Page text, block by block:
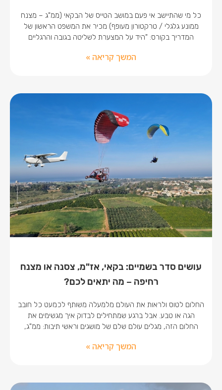
כל מי שהתיישב אי פעם במושב הטייס של הבקאי (ממ"ג – מצנח
ממונע גלגלי / טרקטורון מעופף) מכיר את המשפט הראשון של
המדריך בקורס: "היד על המצערת לשליטה בגובה והרגליים
המשך קריאה »
עושים סדר בשמיים: בקאי, אז"מ, צסנה או מצנח
רחיפה – מה יתאים לכם?
החלום לטוס ולראות את העולם מלמעלה משותף לכמעט כל חובב
הגה או טבע. אבל ברגע שמתחילים לבדוק איך מגשימים את
החלום הזה, מגלים עולם שלם של מושגים וראשי תיבות: ממ"ג,
המשך קריאה »